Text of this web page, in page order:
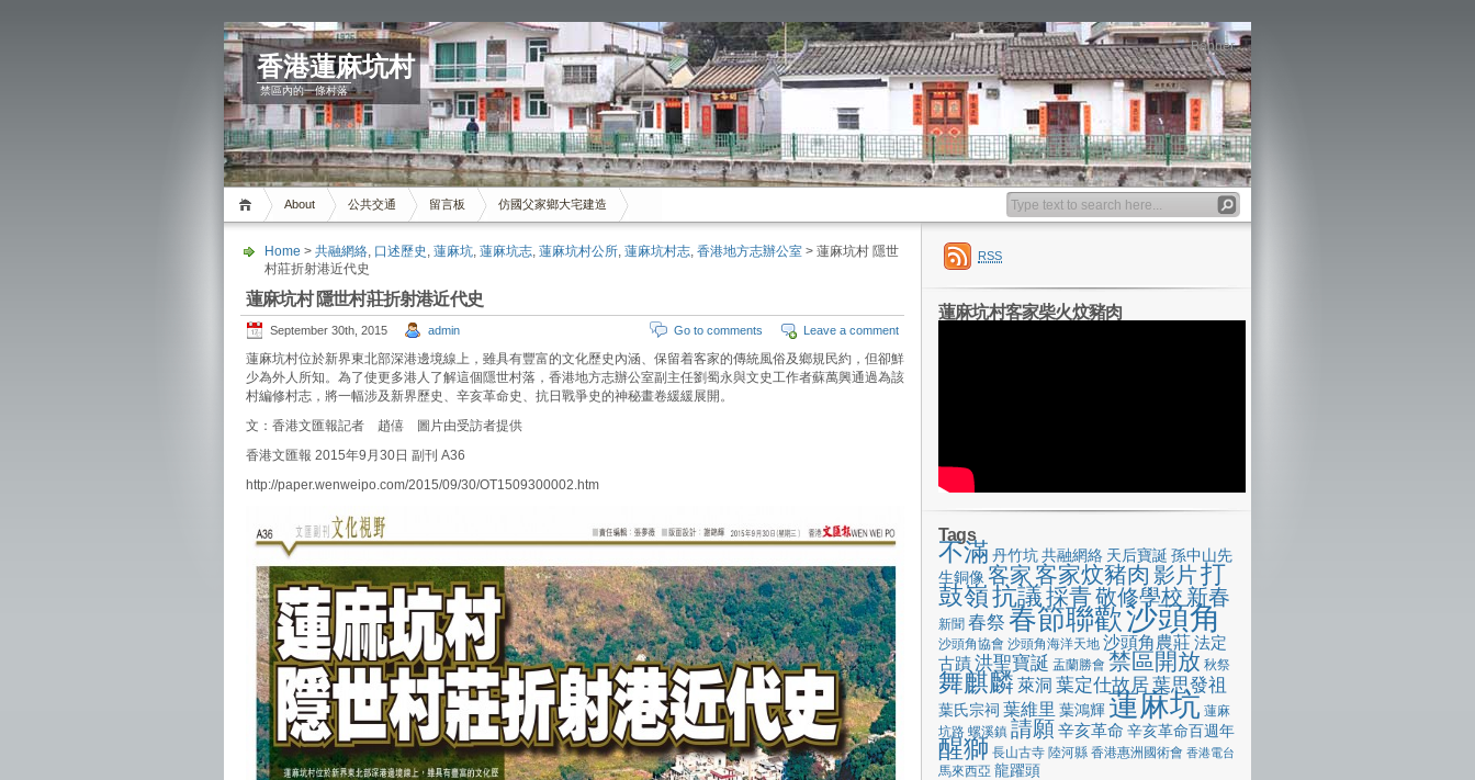
Banner
香港蓮麻坑村
禁區內的一條村落
About 公共交通 留言板 仿國父家鄉大宅建造
Home > 共融網絡, 口述歷史 , 蓮麻坑, 蓮麻坑志, 蓮麻坑村公所, 蓮麻坑村志, 香港地方志辦公室 > 蓮麻坑村 隱世
村莊折射港近代史
蓮麻坑村 隱世村莊折射港近代史
September 30th, 2015 admin Leave a comment
Go to comments
蓮麻坑村位於新界東北部深港邊境線上，雖具有豐富的文化歷史內涵、保留着客家的傳統風俗及鄉規民約，但卻鮮
少為外人所知。為了使更多港人了解這個隱世村落，香港地方志辦公室副主任劉蜀永與文史工作者蘇萬興通過為該
村編修村志，將一幅涉及新界歷史、辛亥革命史、抗日戰爭史的神秘畫卷緩緩展開。
文：香港文匯報記者 趙僖 圖片由受訪者提供
香港文匯報 2015年9月30日 副刊 A36
http://paper.wenweipo.com/2015/09/30/OT1509300002.htm
RSS
蓮麻坑村客家柴火炆豬肉
Tags
不滿 丹竹坑共融網絡 天后寶誕 孫中山先
生銅像 客家客家炆豬肉 影片打
鼓嶺抗議採青敬修學校 新春
新聞 春祭 春節聯歡沙頭角
沙頭角協會 沙頭角海洋天地 沙頭角農莊法定
古蹟洪聖寶誕 盂蘭勝會 禁區開放 秋祭
舞麒麟萊洞 葉定仕故居葉思發祖
葉氏宗祠 葉維里 葉鴻輝蓮麻坑 蓮麻
坑路 螺溪鎮 請願辛亥革命 辛亥革命百週年
醒獅 長山古寺 陸河縣 香港惠洲國術會 香港電台
馬來西亞 龍躍頭